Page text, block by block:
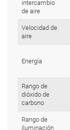
intercambio
de aire
Velocidad de
aire
Energía
Rango de
dióxido de
carbono
Rango de
iluminación